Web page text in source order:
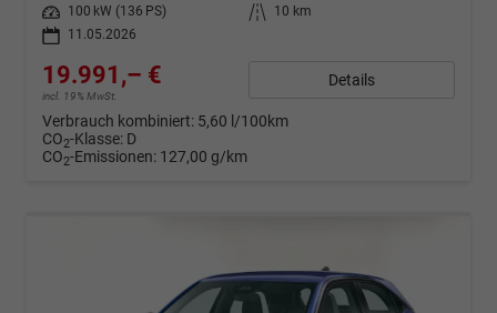
Leistung
100 kW (136 PS) Kilometerstand
10 km
11.05.2026
19.991,– €
incl. 19% MwSt.
Details
Verbrauch kombiniert: 5,60 l/100km
CO2-Klasse: D
CO2-Emissionen: 127,00 g/km